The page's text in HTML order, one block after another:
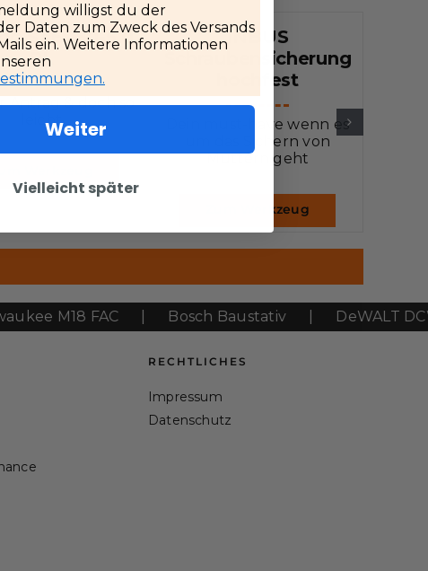
SXE 150-5.0
BL
Antrag & doch so
leicht
INBUS
Schraubensicherung
hochfest
Dein must-have wenn es
um das Sichern von
Muttern geht
Zum Werkzeug
M18 FAC | Bosch Baustativ | DeWALT
RECHTLICHES
Impressum
Datenschutz
willigst du der
Daten zum Zweck des Versands
ein. Weitere Informationen
Weiter
Vielleicht später